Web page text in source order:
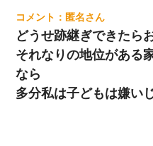
匿名
どうせ跡継ぎできたら
それなりの地位がある
なら
多分私は子どもは嫌い